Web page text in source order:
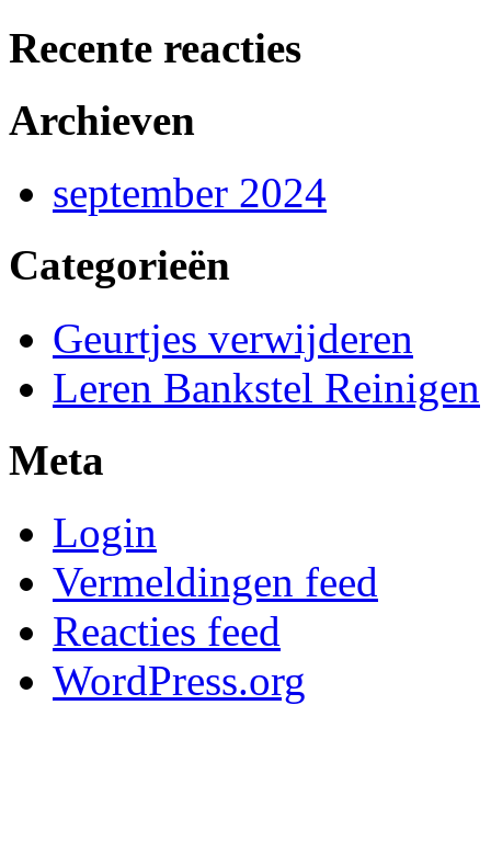
Recente reacties
Archieven
september 2024
Categorieën
Geurtjes verwijderen
Leren Bankstel Reinigen
Meta
Login
Vermeldingen feed
Reacties feed
WordPress.org